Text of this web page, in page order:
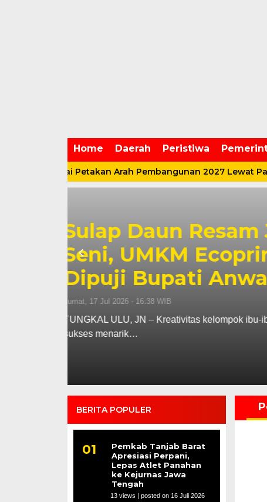
Home Daerah Peristiwa
Mulai Petakan Arah Pembangunan 2027 Lewat Paripurna
Duet Anwar
Sembako
di Kuala Dasal
Jumat, 17 Jul 2026 - 15:08 WIB
TUNGKAL ULU, JN – Rangkaian
Sadat, M.Ag.,…
BERITA POPULER
Pemkab Tanjab Barat
Apresiasi Perpani,
Lepas Atlet Panahan
ke Kejurnas Jawa
Tengah
13 views | posted on 16 Juli 2026